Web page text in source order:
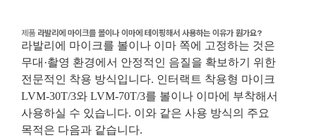
제품 라발리에 마이크를 볼이나 이마에 테이핑해서 사용하는 이유가 뭔가요?
라발리에 마이크를 볼이나 이마 쪽에 고정하는 것은
무대·촬영 환경에서 안정적인 음질을 확보하기 위한
전문적인 착용 방식입니다. 인터랙트 착용형 마이크
LVM-30T/3와 LVM-70T/3를 볼이나 이마에 부착해서
사용하실 수 있습니다. 이와 같은 사용 방식의 주요
목적은 다음과 같습니다.